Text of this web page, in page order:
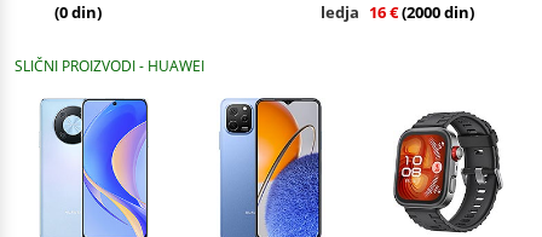
(0 din)
ledja 16 €(2000 din)
SLIČNI PROIZVODI - HUAWEI